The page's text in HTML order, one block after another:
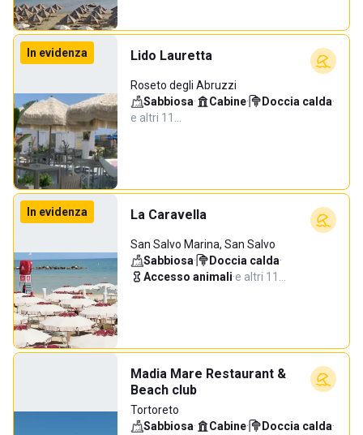
In evidenza Lido Lauretta
Roseto degli Abruzzi
Sabbiosa· Cabine· Doccia calda·
e altri 11…
In evidenza La Caravella
San Salvo Marina, San Salvo
Sabbiosa· Doccia calda·
Accesso animali·e altri 11…
Madia Mare Restaurant &
Beach club
Tortoreto
Sabbiosa· Cabine· Doccia calda·